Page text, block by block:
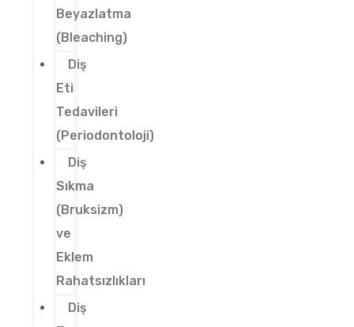
Beyazlatma
(Bleaching)
Diş
Eti
Tedavileri
(Periodontoloji)
Diş
Sıkma
(Bruksizm)
ve
Eklem
Rahatsızlıkları
Diş